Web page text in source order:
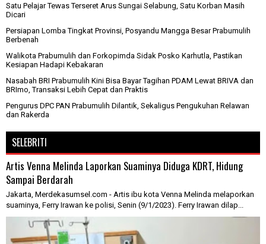
Satu Pelajar Tewas Terseret Arus Sungai Selabung, Satu Korban Masih
Dicari
Persiapan Lomba Tingkat Provinsi, Posyandu Mangga Besar Prabumulih
Berbenah
Walikota Prabumulih dan Forkopimda Sidak Posko Karhutla, Pastikan
Kesiapan Hadapi Kebakaran
Nasabah BRI Prabumulih Kini Bisa Bayar Tagihan PDAM Lewat BRIVA dan
BRImo, Transaksi Lebih Cepat dan Praktis
Pengurus DPC PAN Prabumulih Dilantik, Sekaligus Pengukuhan Relawan
dan Rakerda
SELEBRITI
Artis Venna Melinda Laporkan Suaminya Diduga KDRT, Hidung
Sampai Berdarah
Jakarta, Merdekasumsel.com - Artis ibu kota Venna Melinda melaporkan
suaminya, Ferry Irawan ke polisi, Senin (9/1/2023). Ferry Irawan dilap...